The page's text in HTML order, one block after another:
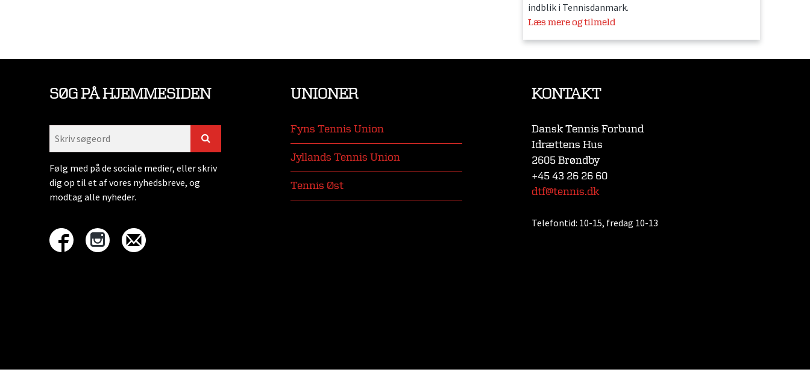
indblik i Tennisdanmark.
Læs mere og tilmeld
SØG PÅ HJEMMESIDEN
Følg med på de sociale medier, eller skriv
dig op til et af vores nyhedsbreve, og
modtag alle nyheder.
UNIONER
Fyns Tennis Union
Jyllands Tennis Union
Tennis Øst
KONTAKT
Dansk Tennis Forbund
Idrættens Hus
2605 Brøndby
+45 43 26 26 60
dtf@tennis.dk
Telefontid: 10-15, fredag 10-13